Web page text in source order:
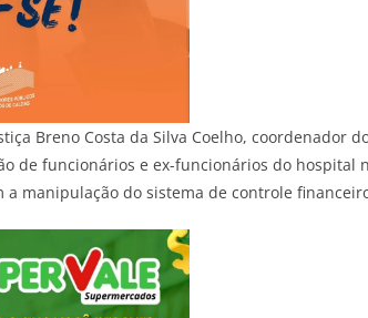
Breno Costa da Silva Coelho, coordenador
de funcionários e ex-funcionários do hospital
a manipulação do sistema de controle